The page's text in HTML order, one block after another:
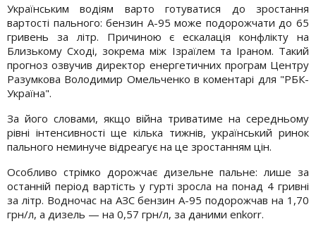
Українським водіям варто готуватися до зростання
вартості пального: бензин А-95 може подорожчати до 65
гривень за літр. Причиною є ескалація конфлікту на
Близькому Сході, зокрема між Ізраїлем та Іраном. Такий
прогноз озвучив директор енергетичних програм Центру
Разумкова Володимир Омельченко в коментарі для "РБК-
Україна".
За його словами, якщо війна триватиме на середньому
рівні інтенсивності ще кілька тижнів, український ринок
пального неминуче відреагує на це зростанням цін.
Особливо стрімко дорожчає дизельне пальне: лише за
останній період вартість у гурті зросла на понад 4 гривні
за літр. Водночас на АЗС бензин А-95 подорожчав на 1,70
грн/л, а дизель — на 0,57 грн/л, за даними enkorr.